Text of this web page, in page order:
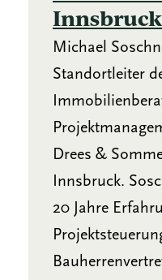
Innsbruck
Michael
Standortleiter
Drees &
Innsbruck.
20 Jahre